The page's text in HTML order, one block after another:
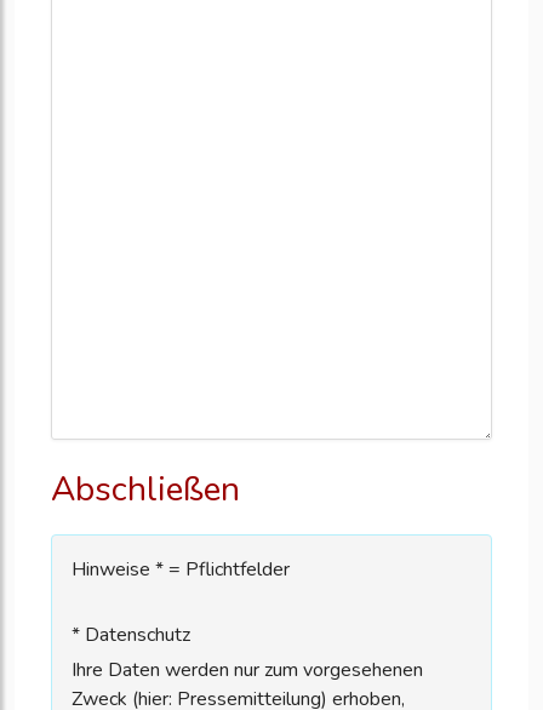
Abschließen
Hinweise * = Pflichtfelder
* Datenschutz
Ihre Daten werden nur zum vorgesehenen
Zweck (hier: Pressemitteilung) erhoben,